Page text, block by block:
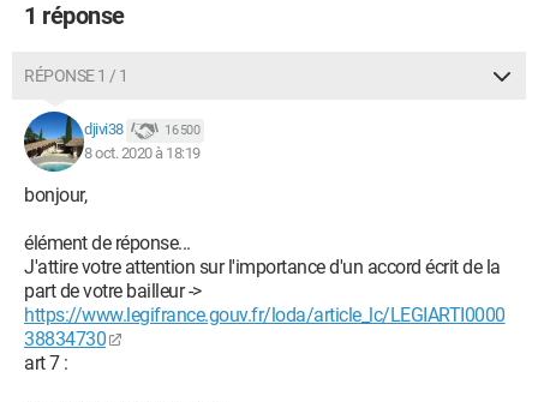
1 réponse
RÉPONSE 1 / 1
djivi38 16 500
8 oct. 2020 à 18:19
bonjour,
élément de réponse...
J'attire votre attention sur l'importance d'un accord écrit de la
part de votre bailleur ->
https://www.legifrance.gouv.fr/loda/article_lc/LEGIARTI0000
38834730
art 7 :